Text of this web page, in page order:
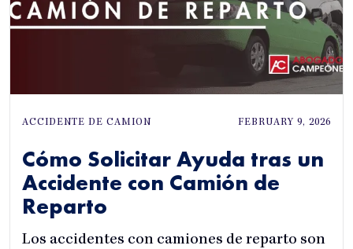
ACCIDENTE DE CAMION FEBRUARY 9, 2026
Cómo Solicitar Ayuda tras un
Accidente con Camión de
Reparto
Los accidentes con camiones de reparto son